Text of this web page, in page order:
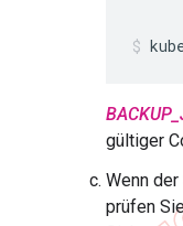
gültiger
Wenn
prüfen